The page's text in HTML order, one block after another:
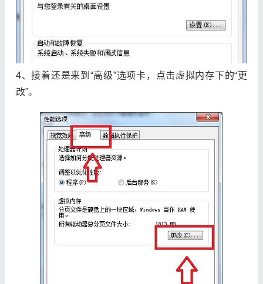
4、接着还是来到“高级”选项卡，点击虚拟内存下的“更
改”。